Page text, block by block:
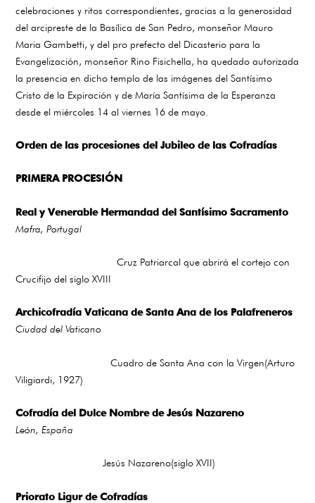
celebraciones y ritos correspondientes, gracias a la generosidad
del arcipreste de la Basílica de San Pedro, monseñor Mauro
Maria Gambetti, y del pro prefecto del Dicasterio para la
Evangelización, monseñor Rino Fisichella, ha quedado autorizada
la presencia en dicho templo de las imágenes del Santísimo
Cristo de la Expiración y de María Santísima de la Esperanza
desde el miércoles 14 al viernes 16 de mayo.
Orden de las procesiones del Jubileo de las Cofradías
PRIMERA PROCESIÓN
Real y Venerable Hermandad del Santísimo Sacramento
Mafra, Portugal
Cruz Patriarcal que abrirá el cortejo con
Crucifijo del siglo XVIII
Archicofradía Vaticana de Santa Ana de los Palafreneros
Ciudad del Vaticano
Cuadro de Santa Ana con la Virgen(Arturo
Viligiardi, 1927)
Cofradía del Dulce Nombre de Jesús Nazareno
León, España
Jesús Nazareno(siglo XVII)
Priorato Ligur de Cofradías